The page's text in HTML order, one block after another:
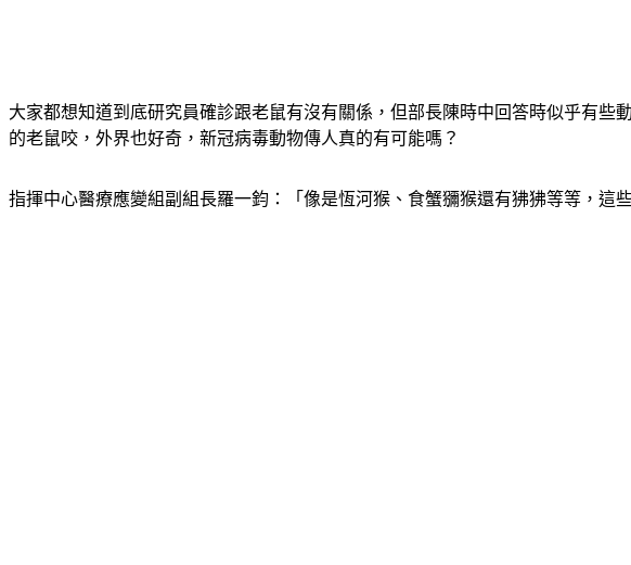
大家都想知道到底研究員確診跟老鼠有沒有關係，但部長陳時中回答時似乎有些
的老鼠咬，外界也好奇，新冠病毒動物傳人真的有可能嗎？
指揮中心醫療應變組副組長羅一鈞：「像是恆河猴、食蟹獼猴還有狒狒等等，這